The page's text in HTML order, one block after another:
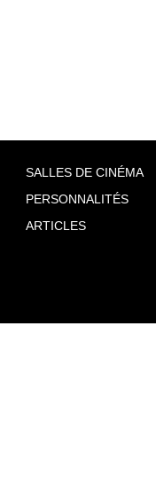
SALLES DE CINÉMA
PERSONNALITÉS
ARTICLES